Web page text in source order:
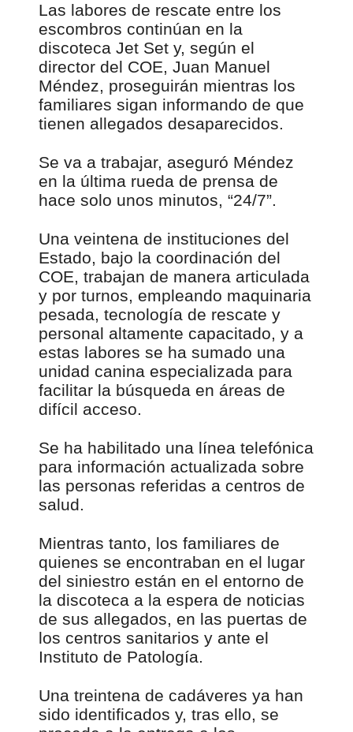
Las labores de rescate entre los
escombros continúan en la
discoteca Jet Set y, según el
director del COE, Juan Manuel
Méndez, proseguirán mientras los
familiares sigan informando de que
tienen allegados desaparecidos.
Se va a trabajar, aseguró Méndez
en la última rueda de prensa de
hace solo unos minutos, “24/7”.
Una veintena de instituciones del
Estado, bajo la coordinación del
COE, trabajan de manera articulada
y por turnos, empleando maquinaria
pesada, tecnología de rescate y
personal altamente capacitado, y a
estas labores se ha sumado una
unidad canina especializada para
facilitar la búsqueda en áreas de
difícil acceso.
Se ha habilitado una línea telefónica
para información actualizada sobre
las personas referidas a centros de
salud.
Mientras tanto, los familiares de
quienes se encontraban en el lugar
del siniestro están en el entorno de
la discoteca a la espera de noticias
de sus allegados, en las puertas de
los centros sanitarios y ante el
Instituto de Patología.
Una treintena de cadáveres ya han
sido identificados y, tras ello, se